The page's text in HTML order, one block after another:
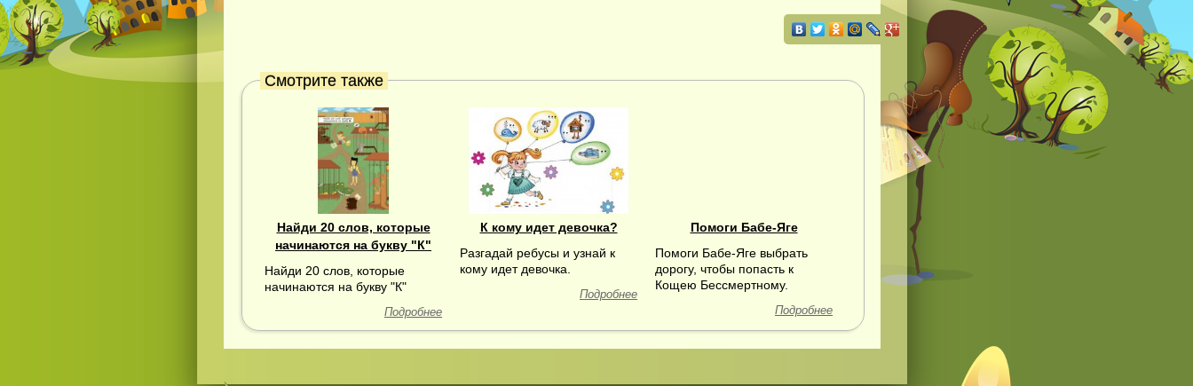
Смотрите также
Найди 20 слов, которые
начинаются на букву "К"
Найди 20 слов, которые
начинаются на букву "К"
Подробнее
К кому идет девочка?
Разгадай ребусы и узнай к
кому идет девочка.
Подробнее
Помоги Бабе-Яге
Помоги Бабе-Яге выбрать
дорогу, чтобы попасть к
Кощею Бессмертному.
Подробнее